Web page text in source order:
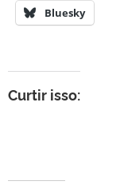
Bluesky
Curtir isso: